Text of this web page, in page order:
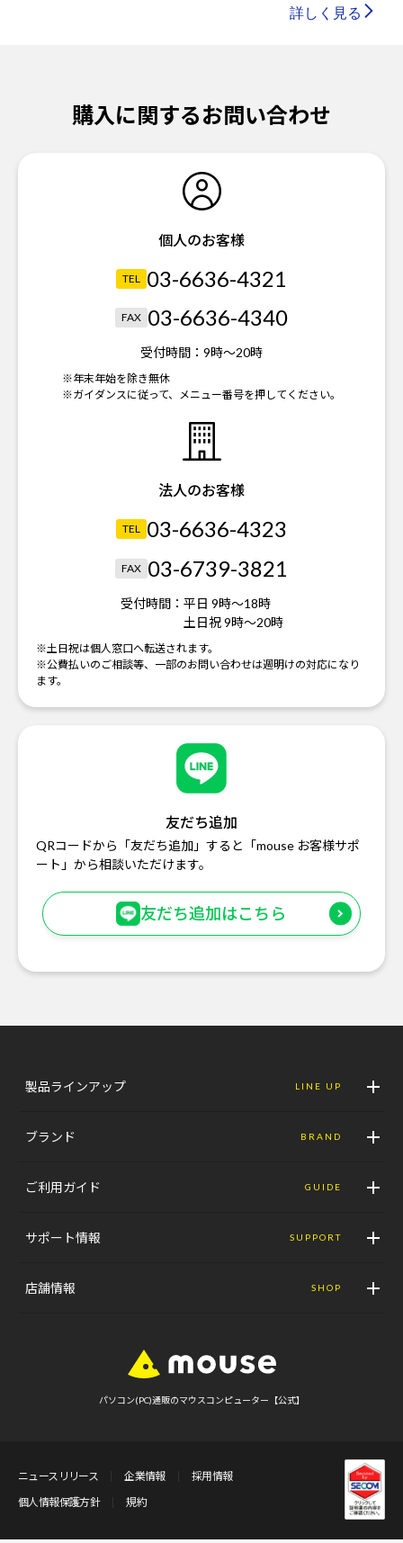
詳しく見る
購入に関するお問い合わせ
個人のお客様
TEL 03-6636-4321
FAX 03-6636-4340
受付時間： 9時～20時
※年末年始を除き無休
※ガイダンスに従って、メニュー番号を押してください。
法人のお客様
TEL 03-6636-4323
FAX 03-6739-3821
受付時間： 平日 9時～18時
土日祝 9時～20時
※土日祝は個人窓口へ転送されます。
※公費払いのご相談等、一部のお問い合わせは週明けの対応になり
ます。
友だち追加
QRコードから「友だち追加」すると「mouse お客様サポ
ート」から相談いただけます。
友だち追加はこちら
製品ラインアップ LINE UP
ブランド BRAND
ご利用ガイド GUIDE
サポート情報 SUPPORT
店舗情報 SHOP
パソコン(PC)通販のマウスコンピューター【公式】
ニュースリリース 企業情報
採用情報
個人情報保護方針
規約